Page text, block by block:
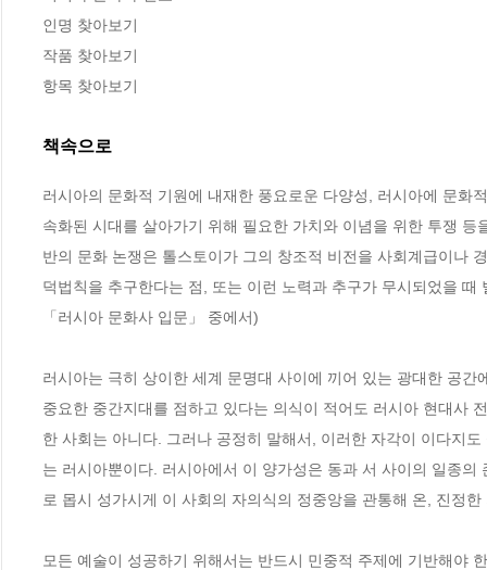
인명 찾아보기
작품 찾아보기
항목 찾아보기
책속으로
러시아의 문화적 기원에 내재한 풍요로운 다양성, 러시아에 문화
속화된 시대를 살아가기 위해 필요한 가치와 이념을 위한 투쟁
반의 문화 논쟁은 톨스토이가 그의 창조적 비전을 사회계급이나
덕법칙을 추구한다는 점, 또는 이런 노력과 추구가 무시되었을
「러시아 문화사 입문」 중에서)
러시아는 극히 상이한 세계 문명대 사이에 끼어 있는 광대한 공
중요한 중간지대를 점하고 있다는 의식이 적어도 러시아 현대사
한 사회는 아니다. 그러나 공정히 말해서, 이러한 자각이 이다지
는 러시아뿐이다. 러시아에서 이 양가성은 동과 서 사이의 일종
로 몹시 성가시게 이 사회의 자의식의 정중앙을 관통해 온, 진정
모든 예술이 성공하기 위해서는 반드시 민중적 주제에 기반해야